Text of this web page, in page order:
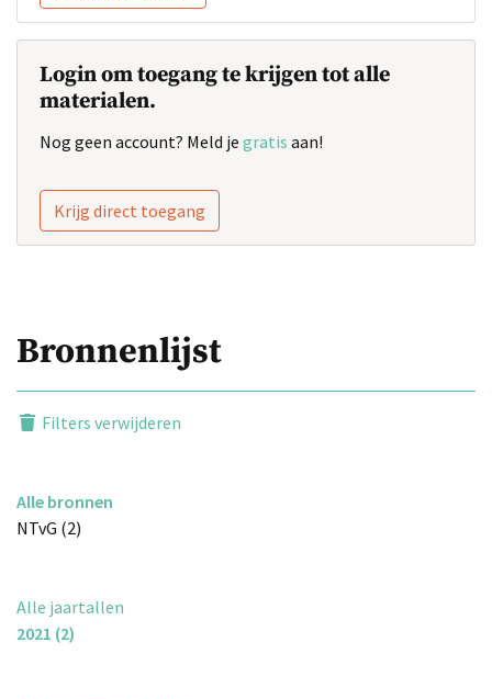
Login om toegang te krijgen tot alle
materialen.
Nog geen account? Meld je gratis aan!
Krijg direct toegang
Bronnenlijst
Filters verwijderen
Alle bronnen
NTvG (2)
Alle jaartallen
2021 (2)